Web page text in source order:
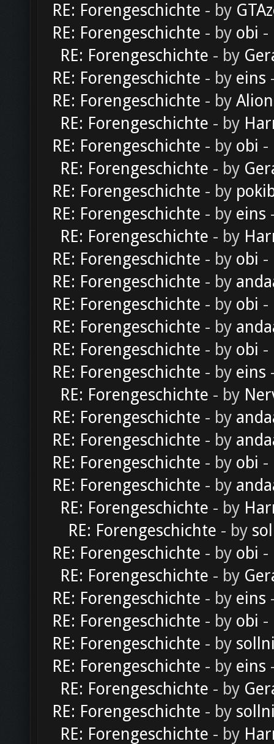
RE: Forengeschichte - by
RE: Forengeschichte - by obi -
RE: Forengeschichte - by
RE: Forengeschichte - by eins
RE: Forengeschichte - by Alion
RE: Forengeschichte - by
RE: Forengeschichte - by obi -
RE: Forengeschichte - by
RE: Forengeschichte - by
RE: Forengeschichte - by eins
RE: Forengeschichte - by
RE: Forengeschichte - by obi -
RE: Forengeschichte - by
RE: Forengeschichte - by obi -
RE: Forengeschichte - by
RE: Forengeschichte - by obi -
RE: Forengeschichte - by eins
RE: Forengeschichte - by
RE: Forengeschichte - by
RE: Forengeschichte - by
RE: Forengeschichte - by obi -
RE: Forengeschichte - by
RE: Forengeschichte - by
RE: Forengeschichte - by
RE: Forengeschichte - by obi -
RE: Forengeschichte - by
RE: Forengeschichte - by eins
RE: Forengeschichte - by obi -
RE: Forengeschichte - by
RE: Forengeschichte - by eins
RE: Forengeschichte - by
RE: Forengeschichte - by
RE: Forengeschichte - by